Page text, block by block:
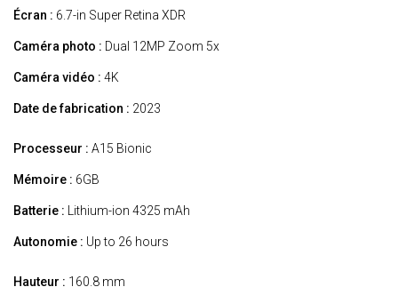
Écran : 6.7-in Super Retina XDR
Caméra photo : Dual 12MP Zoom 5x
Caméra vidéo : 4K
Date de fabrication : 2023
Processeur : A15 Bionic
Mémoire : 6GB
Batterie : Lithium-ion 4325 mAh
Autonomie : Up to 26 hours
Hauteur : 160.8 mm